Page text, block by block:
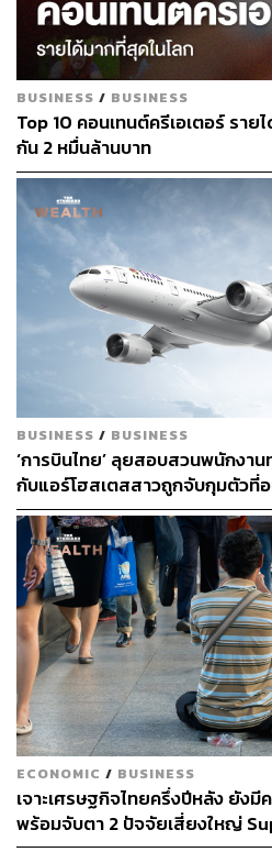
BUSINESS / BUSINESS
Top 10 คอนเทนต์ครีเอเตอร์ ราย
กัน 2 หมื่นล้านบาท
BUSINESS / BUSINESS
‘การบินไทย’ ลุยสอบสวนพนักงา
กับแอร์โฮสเตสสาวถูกจับกุมตัวที่อ
สามารถสอบสวนแอร์ฯที่ถูกจับได้
ECONOMIC / BUSINESS
เจาะเศรษฐกิจไทยครึ่งปีหลัง ยังมี
พร้อมจับตา 2 ปัจจัยเสี่ยงใหญ่